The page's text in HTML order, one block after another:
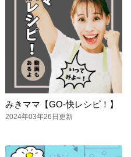
みきママ【GO-快レシピ！】
2024年03年26日更新